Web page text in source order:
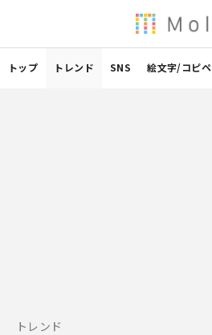
トップ トレンド SNS 絵文字/コピペ
トレンド